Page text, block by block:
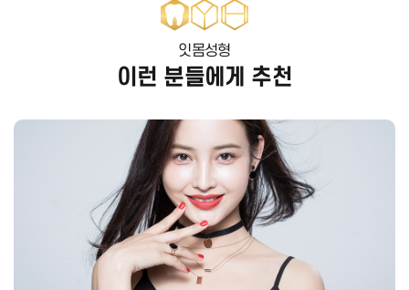
잇몸성형
이런 분들에게 추천